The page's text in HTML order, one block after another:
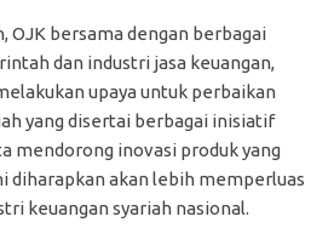
OJK bersama dengan berbagai
dan industri jasa keuangan,
upaya untuk perbaikan
yang disertai berbagai inisiatif
mendorong inovasi produk yang
diharapkan akan lebih memperluas
keuangan syariah nasional.